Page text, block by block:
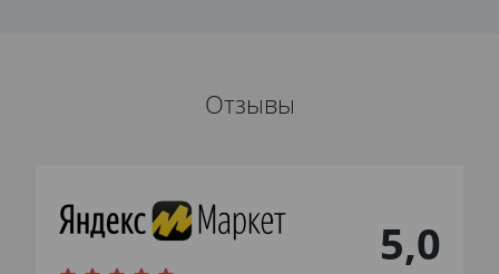
Отзывы
5,0